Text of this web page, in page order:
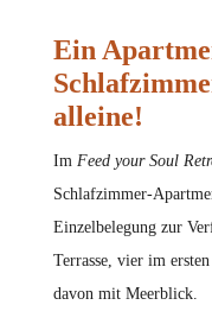
Ein
alleine!
Im Feed your Soul
Schlafzimmer-
Einzelbelegung zur
Terrasse, vier im
davon mit Meerblick.